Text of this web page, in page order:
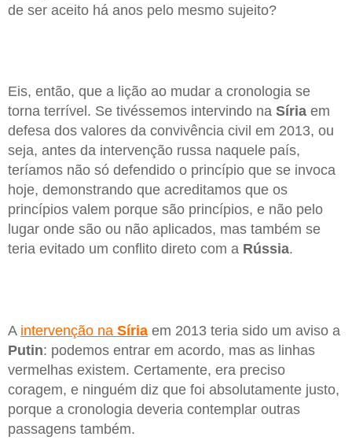
de ser aceito há anos pelo mesmo sujeito?
Eis, então, que a lição ao mudar a cronologia se
torna terrível. Se tivéssemos intervindo na Síria em
defesa dos valores da convivência civil em 2013, ou
seja, antes da intervenção russa naquele país,
teríamos não só defendido o princípio que se invoca
hoje, demonstrando que acreditamos que os
princípios valem porque são princípios, e não pelo
lugar onde são ou não aplicados, mas também se
teria evitado um conflito direto com a Rússia.
A intervenção na Síria em 2013 teria sido um aviso a
Putin: podemos entrar em acordo, mas as linhas
vermelhas existem. Certamente, era preciso
coragem, e ninguém diz que foi absolutamente justo,
porque a cronologia deveria contemplar outras
passagens também.